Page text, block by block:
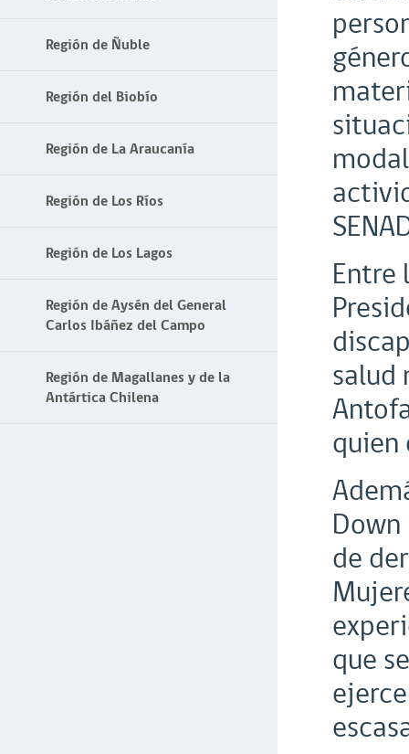
Región de Ñuble
Región del Biobío
Región de La Araucanía
Región de Los Ríos
Región de Los Lagos
Región de Aysén del General
Carlos Ibáñez del Campo
Región de Magallanes y de la
Antártica Chilena
Entre
salud
quien
de
que